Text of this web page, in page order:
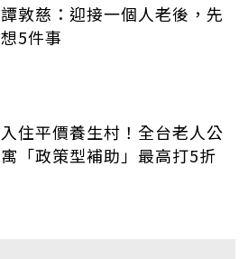
譚敦慈：迎接一個人老後，先
想5件事
入住平價養生村！全台老人公
寓「政策型補助」最高打5折